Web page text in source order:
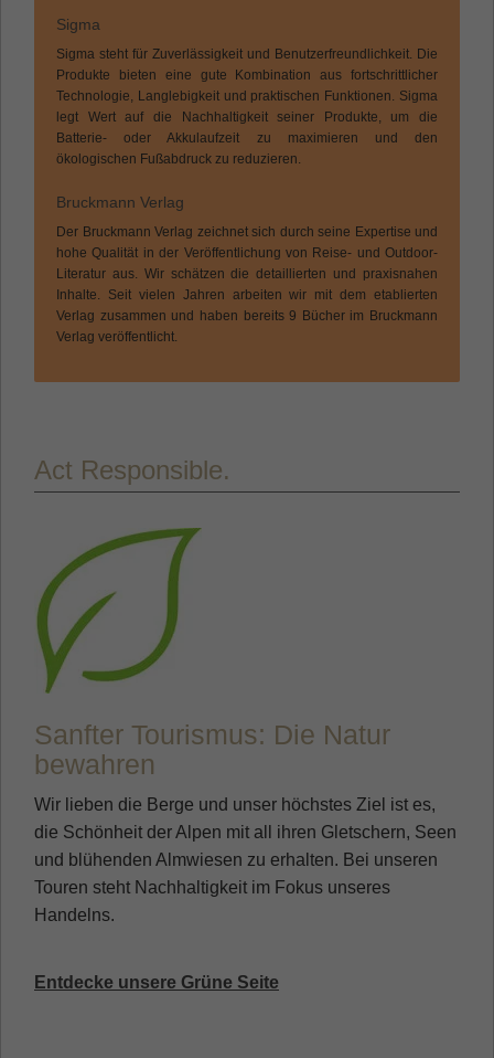
Sigma
Sigma steht für Zuverlässigkeit und Benutzerfreundlichkeit. Die
Produkte bieten eine gute Kombination aus fortschrittlicher
Technologie, Langlebigkeit und praktischen Funktionen. Sigma
legt Wert auf die Nachhaltigkeit seiner Produkte, um die
Batterie- oder Akkulaufzeit zu maximieren und den
ökologischen Fußabdruck zu reduzieren.
Bruckmann Verlag
Der Bruckmann Verlag zeichnet sich durch seine Expertise und
hohe Qualität in der Veröffentlichung von Reise- und Outdoor-
Literatur aus. Wir schätzen die detaillierten und praxisnahen
Inhalte. Seit vielen Jahren arbeiten wir mit dem etablierten
Verlag zusammen und haben bereits 9 Bücher im Bruckmann
Verlag veröffentlicht.
Act Responsible.
Sanfter Tourismus: Die Natur
bewahren
Wir lieben die Berge und unser höchstes Ziel ist es,
die Schönheit der Alpen mit all ihren Gletschern, Seen
und blühenden Almwiesen zu erhalten. Bei unseren
Touren steht Nachhaltigkeit im Fokus unseres
Handelns.
Entdecke unsere Grüne Seite